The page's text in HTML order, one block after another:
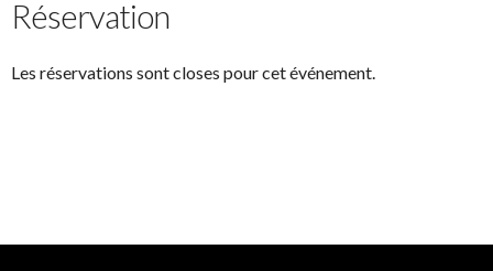
Réservation
Les réservations sont closes pour cet événement.